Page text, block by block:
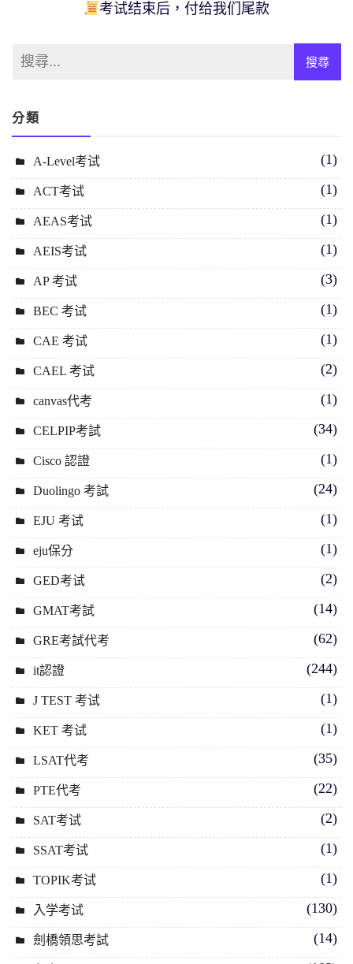
考试结束后，付给我们尾款
分類
A-Level考试 (1)
ACT考试 (1)
AEAS考试 (1)
AEIS考试 (1)
AP 考试 (3)
BEC 考试 (1)
CAE 考试 (1)
CAEL 考试 (2)
canvas代考 (1)
CELPIP考試 (34)
Cisco 認證 (1)
Duolingo 考試 (24)
EJU 考试 (1)
eju保分 (1)
GED考试 (2)
GMAT考試 (14)
GRE考試代考 (62)
it認證 (244)
J TEST 考试 (1)
KET 考试 (1)
LSAT代考 (35)
PTE代考 (22)
SAT考试 (2)
SSAT考试 (1)
TOPIK考试 (1)
入学考试 (130)
劍橋領思考試 (14)